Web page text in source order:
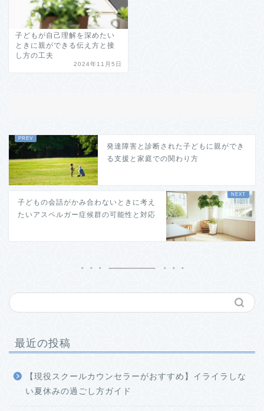
子どもが自己理解を深めたい
ときに親ができる伝え方と接
し方の工夫
2024年11月5日
発達障害と診断された子どもに親ができ
る支援と家庭での関わり方
子どもの会話がかみ合わないときに考え
たいアスペルガー症候群の可能性と対応
最近の投稿
【現役スクールカウンセラーがおすすめ】イライラしな
い夏休みの過ごし方ガイド